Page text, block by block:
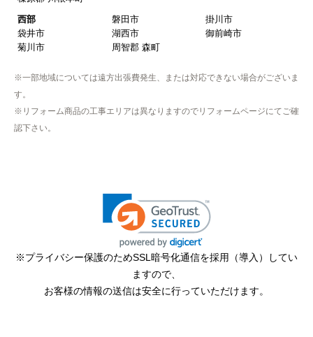
西部
磐田市
掛川市
袋井市
湖西市
御前崎市
菊川市
周智郡 森町
※一部地域については遠方出張費発生、または対応できない場合がございま
す。
※リフォーム商品の工事エリアは異なりますのでリフォームページにてご確
認下さい。
※プライバシー保護のためSSL暗号化通信を採用（導入）してい
ますので、
お客様の情報の送信は安全に行っていただけます。